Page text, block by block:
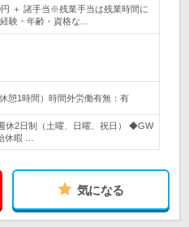
＋ 諸手当※残業手当は残業時間に
験・年齢・資格な…
憩1時間）時間外労働有無：有
休2日制（土曜、日曜、祝日） ◆GW
休暇 …
気になる